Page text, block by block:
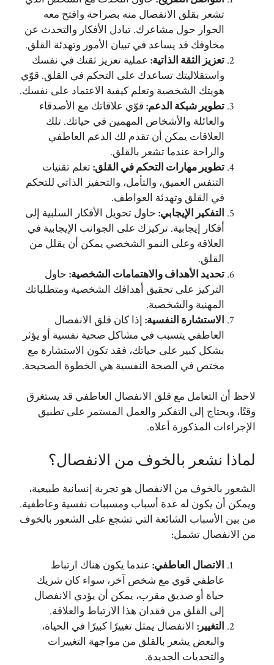
تشعر بقلق الانفصال منه بصراحة وافتح معه
الحوار حول مشاعرك. تبادل الأفكار والتحدث عن
مخاوفك قد يساعد في تبيان الأمور وتهدئة القلق.
تعزيز الثقة الذاتية: عملية تعزيز ثقتك في نفسك
واستقلاليتك تساعدك على التحكم في القلق. قوّي
هويتك الشخصية وتعلم كيفية الاعتماد على نفسك.
تطوير شبكة الدعم: قوّي علاقاتك مع الأصدقاء
والعائلة والأشخاص المهمين في حياتك. تلك
العلاقات يمكن أن تقدم لك الدعم العاطفي
والراحة عندما تشعر بالقلق.
تطوير مهارات التحكم في القلق:تعلم تقنيات
التنفس العميق، والتأمل، والتحفيز الذاتي للتحكم
في القلق وتهدئة العواطف.
التفكير الإيجابي: حاول تحويل الأفكار السلبية إلى
أفكار إيجابية. تركيزك على الجوانب الإيجابية في
العلاقة وعلى النمو الشخصي يمكن أن يقلل من
القلق.
تحديد الأهداف والاهتمامات الشخصية: حاول
التركيز على تحقيق أهدافك الشخصية ومتطلباتك
المهنية والشخصية.
الاستشارة النفسية: إذا كان قلق الانفصال
العاطفي يتسبب في مشاكل صحية نفسية أو يؤثر
بشكل كبير على حياتك، فقد تكون الاستشارة مع
مختص في الصحة النفسية هي الخطوة الصحيحة.
لاحظ أن التعامل مع قلق الانفصال العاطفي قد يستغرق
وقتًا، ويحتاج إلى التفكير والعمل المستمر على تطبيق
الإجراءات المذكورة أعلاه.
لماذا نشعر بالخوف من الانفصال؟
الشعور بالخوف من الانفصال هو تجربة إنسانية طبيعية،
ويمكن أن يكون له عدة أسباب ومسببات نفسية وعاطفية.
من بين الأسباب الشائعة التي تشجع على الشعور بالخوف
من الانفصال تشمل:
الاتصال العاطفي: عندما يكون هناك ارتباط
عاطفي قوي مع شخص آخر، سواء كان شريك
حياة أو صديق مقرب، يمكن أن يؤدي الانفصال
إلى القلق من فقدان هذا الارتباط والعلاقة.
التغيير: الانفصال يمثل تغييرًا كبيرًا في الحياة،
والبعض يشعر بالقلق من مواجهة التغييرات
والتحديات الجديدة.